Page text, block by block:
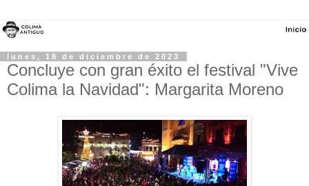
lunes, 18 de diciembre de 2023
Concluye con gran éxito el festival "Vive
Colima la Navidad": Margarita Moreno